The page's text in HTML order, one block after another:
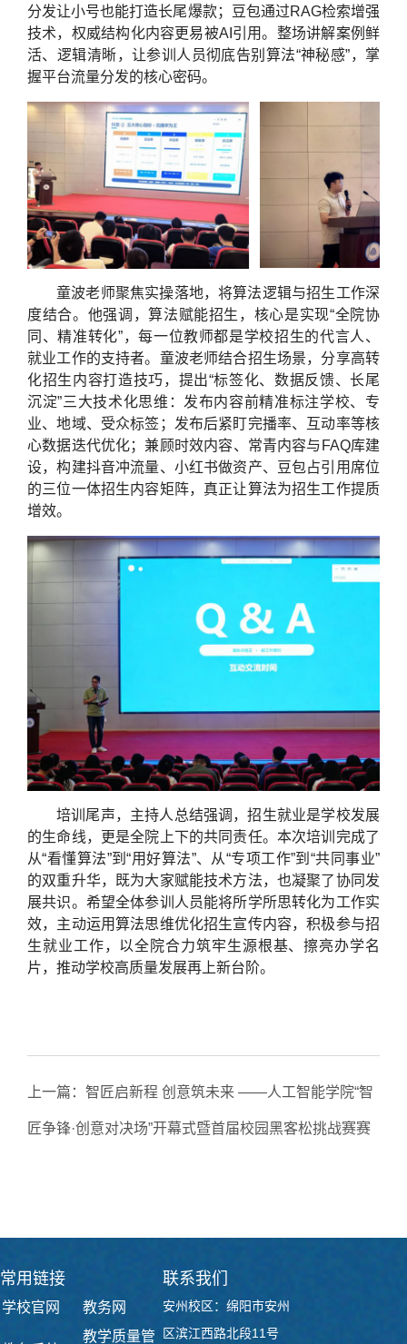
分发让小号也能打造长尾爆款；豆包通过RAG检索增强
技术，权威结构化内容更易被AI引用。整场讲解案例鲜
活、逻辑清晰，让参训人员彻底告别算法“神秘感”，掌
握平台流量分发的核心密码。
童波老师聚焦实操落地，将算法逻辑与招生工作深
度结合。他强调，算法赋能招生，核心是实现“全院协
同、精准转化”，每一位教师都是学校招生的代言人、
就业工作的支持者。童波老师结合招生场景，分享高转
化招生内容打造技巧，提出“标签化、数据反馈、长尾
沉淀”三大技术化思维：发布内容前精准标注学校、专
业、地域、受众标签；发布后紧盯完播率、互动率等核
心数据迭代优化；兼顾时效内容、常青内容与FAQ库建
设，构建抖音冲流量、小红书做资产、豆包占引用席位
的三位一体招生内容矩阵，真正让算法为招生工作提质
增效。
培训尾声，主持人总结强调，招生就业是学校发展
的生命线，更是全院上下的共同责任。本次培训完成了
从“看懂算法”到“用好算法”、从“专项工作”到“共同事业”
的双重升华，既为大家赋能技术方法，也凝聚了协同发
展共识。希望全体参训人员能将所学所思转化为工作实
效，主动运用算法思维优化招生宣传内容，积极参与招
生就业工作，以全院合力筑牢生源根基、擦亮办学名
片，推动学校高质量发展再上新台阶。
上一篇： 智匠启新程 创意筑未来 ——人工智能学院“智
匠争锋·创意对决场”开幕式暨首届校园黑客松挑战赛赛
院优秀学子傅彦婷风采展
常用链接
学校官网 教务网
教学质量管
联系我们
安州校区：绵阳市安州
区滨江西路北段11号